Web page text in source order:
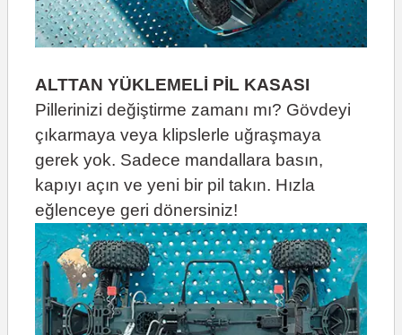
ALTTAN YÜKLEMELİ PİL KASASI
Pillerinizi değiştirme zamanı mı? Gövdeyi
çıkarmaya veya klipslerle uğraşmaya
gerek yok. Sadece mandallara basın,
kapıyı açın ve yeni bir pil takın. Hızla
eğlenceye geri dönersiniz!